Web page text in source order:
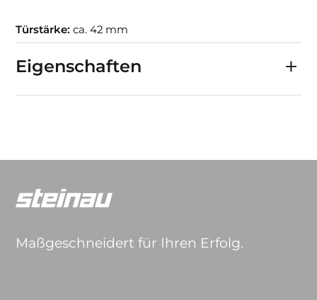
Türstärke: ca. 42 mm
Eigenschaften
Maßgeschneidert für Ihren Erfolg.